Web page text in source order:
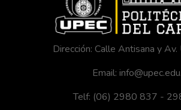
Dirección: Calle Antisana y
Email:
Telf: (06) 2980 837 -